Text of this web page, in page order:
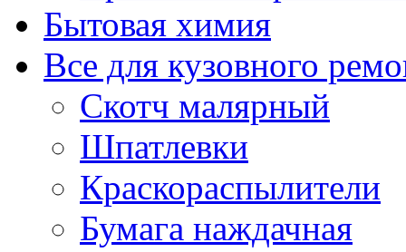
Бытовая химия
Все для кузовного
Скотч малярный
Шпатлевки
Краскораспылители
Бумага наждачная